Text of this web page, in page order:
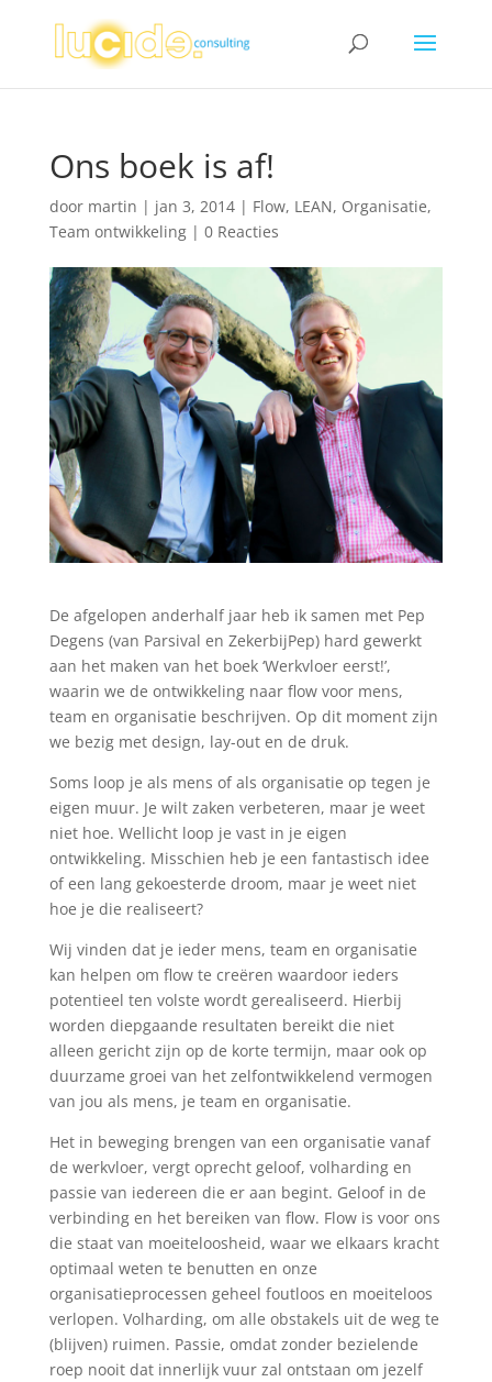
Ons boek is af!
door martin | jan 3, 2014| Flow, LEAN, Organisatie,
Team ontwikkeling| 0 Reacties
De afgelopen anderhalf jaar heb ik samen met Pep
Degens (van Parsival en ZekerbijPep) hard gewerkt
aan het maken van het boek ‘Werkvloer eerst!’,
waarin we de ontwikkeling naar flow voor mens,
team en organisatie beschrijven. Op dit moment zijn
we bezig met design, lay-out en de druk.
Soms loop je als mens of als organisatie op tegen je
eigen muur. Je wilt zaken verbeteren, maar je weet
niet hoe. Wellicht loop je vast in je eigen
ontwikkeling. Misschien heb je een fantastisch idee
of een lang gekoesterde droom, maar je weet niet
hoe je die realiseert?
Wij vinden dat je ieder mens, team en organisatie
kan helpen om flow te creëren waardoor ieders
potentieel ten volste wordt gerealiseerd. Hierbij
worden diepgaande resultaten bereikt die niet
alleen gericht zijn op de korte termijn, maar ook op
duurzame groei van het zelfontwikkelend vermogen
van jou als mens, je team en organisatie.
Het in beweging brengen van een organisatie vanaf
de werkvloer, vergt oprecht geloof, volharding en
passie van iedereen die er aan begint. Geloof in de
verbinding en het bereiken van flow. Flow is voor ons
die staat van moeiteloosheid, waar we elkaars kracht
optimaal weten te benutten en onze
organisatieprocessen geheel foutloos en moeiteloos
verlopen. Volharding, om alle obstakels uit de weg te
(blijven) ruimen. Passie, omdat zonder bezielende
roep nooit dat innerlijk vuur zal ontstaan om jezelf